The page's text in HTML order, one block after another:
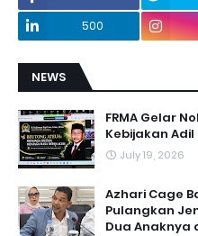
500
NEWS
FRMA Gelar
Kebijakan
July 19, 2026
Azhari Cage
Pulangkan
Dua Anaknya